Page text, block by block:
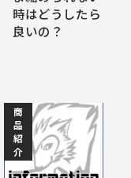
時はどうしたら
良いの？
商
品
紹
介